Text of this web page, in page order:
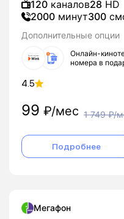
120 каналов28 HD
2000 минут300
Дополнительные опции
Онлайн-
номера в
4.5
99 ₽/мес 1 749₽/
Подробнее
Мегафон